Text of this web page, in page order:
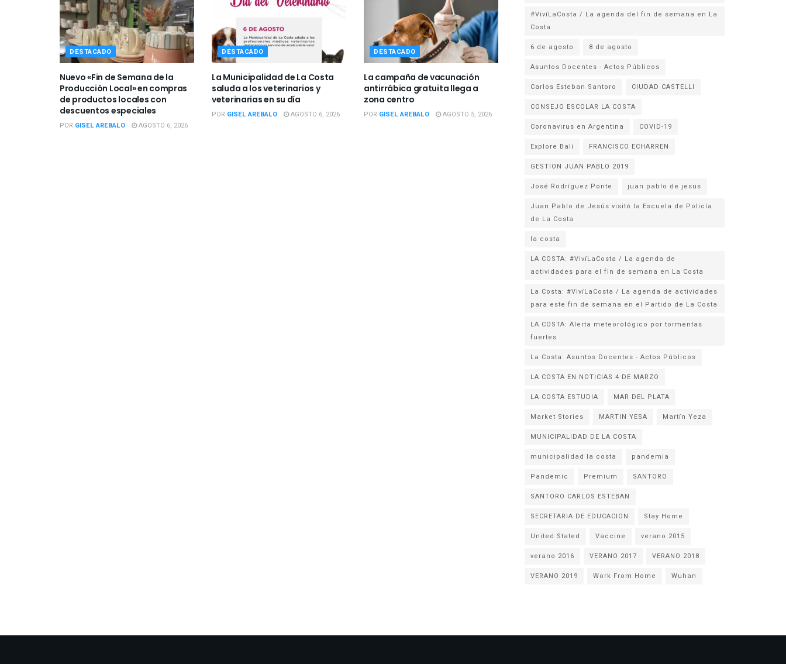
DESTACADO
Nuevo «Fin de Semana de la
Producción Local» en compras
de productos locales con
descuentos especiales
POR GISEL AREBALO AGOSTO 6, 2026
DESTACADO
La Municipalidad de La Costa
saluda a los veterinarios y
veterinarias en su día
POR GISEL AREBALO AGOSTO 6, 2026
DESTACADO
La campaña de vacunación
antirrábica gratuita llega a
zona centro
POR GISEL AREBALO AGOSTO 5, 2026
#VivíLaCosta / La agenda del fin de semana en La
Costa
6 de agosto
8 de agosto
Asuntos Docentes - Actos Públicos
Carlos Esteban Santoro
CIUDAD CASTELLI
CONSEJO ESCOLAR LA COSTA
Coronavirus en Argentina
COVID-19
Explore Bali
FRANCISCO ECHARREN
GESTION JUAN PABLO 2019
José Rodríguez Ponte
juan pablo de jesus
Juan Pablo de Jesús visitó la Escuela de Policía
la costa
LA COSTA: #VivíLaCosta / La agenda de
actividades para el fin de semana en La Costa
La Costa: #VivíLaCosta / La agenda de actividades
para este fin de semana en el Partido de La Costa
LA COSTA: Alerta meteorológico por tormentas
fuertes
La Costa: Asuntos Docentes - Actos Públicos
LA COSTA EN NOTICIAS 4 DE MARZO
LA COSTA ESTUDIA
MAR DEL PLATA
Market Stories
MARTIN YESA
Martín Yeza
MUNICIPALIDAD DE LA COSTA
municipalidad la costa
pandemia
Pandemic
Premium
SANTORO
SANTORO CARLOS ESTEBAN
SECRETARIA DE EDUCACION
Stay Home
United Stated
Vaccine
verano 2015
verano 2016
VERANO 2017
VERANO 2018
VERANO 2019
Work From Home Wuhan